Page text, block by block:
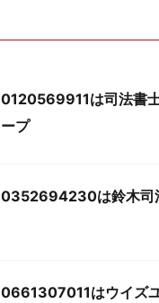
0120569911は司法書
ープ
0352694230は鈴木司
0661307011はウイズ